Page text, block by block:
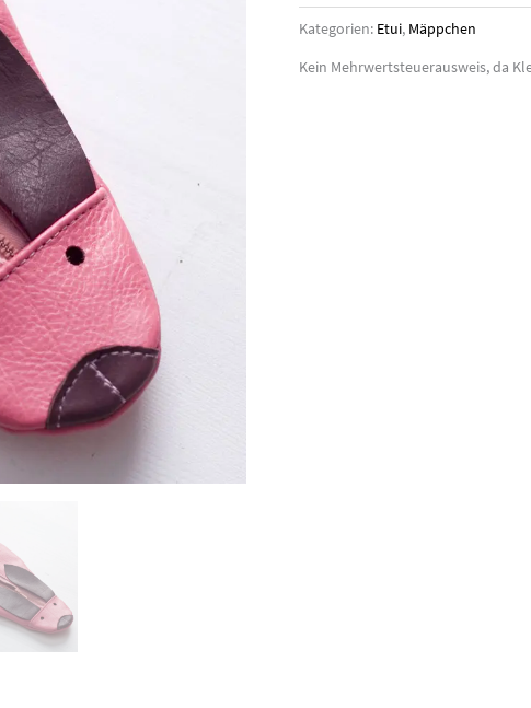
Menge
Kategorien: Etui, Mäppchen
Kein Mehrwertsteuerausweis, da